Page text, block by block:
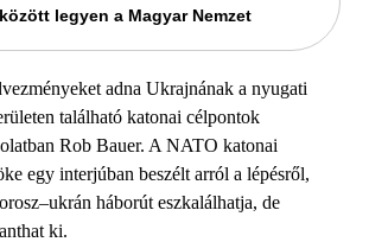
legyen a Magyar Nemzet
adna Ukrajnának a nyugati
található katonai célpontok
Rob Bauer. A NATO katonai
egy interjúban beszélt arról a lépésről,
háborút eszkalálhatja, de
ki.